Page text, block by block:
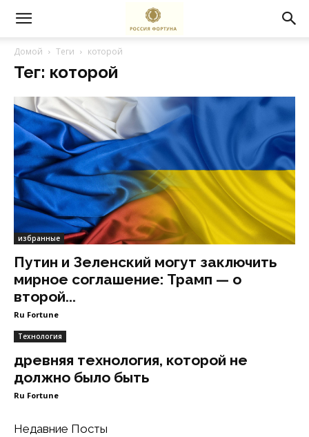
Домой Теги которой
Тег: которой
избранные
Путин и Зеленский могут заключить
мирное соглашение: Трамп — о
второй...
Ru Fortune
Технология
древняя технология, которой не
должно было быть
Ru Fortune
Недавние Посты